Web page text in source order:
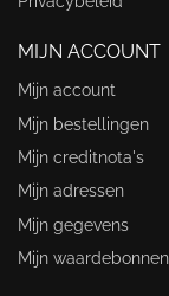
MIJN ACCOUNT
Mijn account
Mijn bestellingen
Mijn creditnota's
Mijn adressen
Mijn gegevens
Mijn waardebonnen